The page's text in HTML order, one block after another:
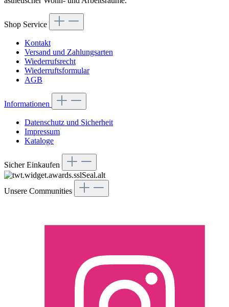
Shop Service
Kontakt
Versand und Zahlungsarten
Wiederrufsrecht
Wiederruftsformular
AGB
Informationen
Datenschutz und Sicherheit
Impressum
Kataloge
Sicher Einkaufen
Unsere Communities